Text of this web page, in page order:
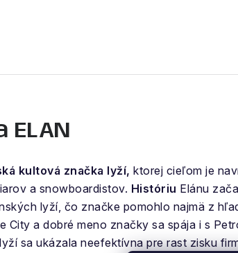
ELAN
kultová značka lyží, ktorej cieľom je
a snowboardistov. Históriu Elánu
lyží, čo značke pomohlo najmä z
City a dobré meno značky sa spája i s
sa ukázala neefektívna pre rast zisku